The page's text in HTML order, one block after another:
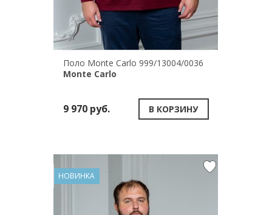
Поло Monte Carlo 999/13004/0036
Monte Carlo
9 970 руб. В КОРЗИНУ
НОВИНКА